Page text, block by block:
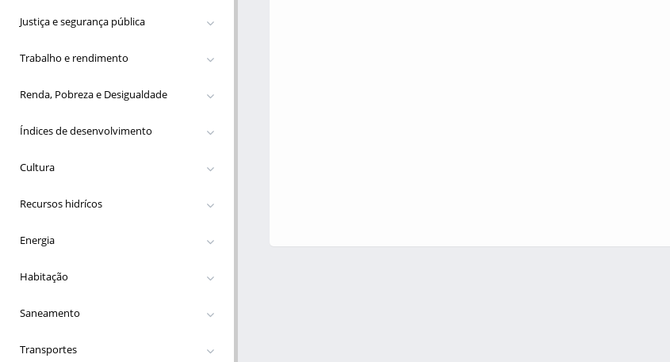
Justiça e segurança pública
Trabalho e rendimento
Renda, Pobreza e Desigualdade
Índices de desenvolvimento
Cultura
Recursos hidrícos
Energia
Habitação
Saneamento
Transportes